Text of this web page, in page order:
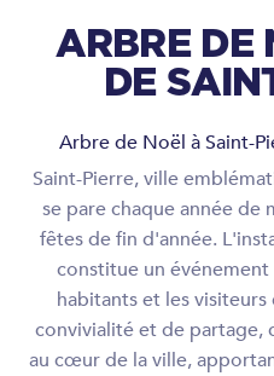
ARBRE DE
DE
Arbre de Noël à Saint-
Saint-Pierre, ville
se pare chaque année de
fêtes de fin d'année.
constitue un
habitants et les
convivialité et de partage,
au cœur de la ville,